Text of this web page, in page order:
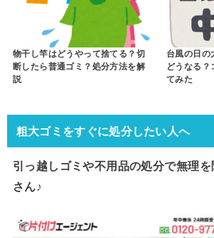
物干し竿はどうやって捨てる？切
断したら普通ゴミ？処分方法を解
説
台風の日の
どうなる？
てみた
粗大ゴミをすぐに処分したい人へ
引っ越しゴミや不用品の処分で無理を
さん♪